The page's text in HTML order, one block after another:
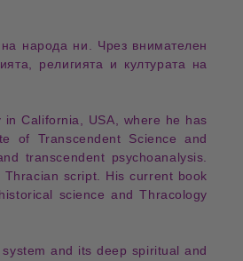
на народа ни. Чрез внимателен
религията и културата на
inCalifornia, USA , where he has
of Transcendent Science and
transcendent psychoanalysis
Thracian script . His current book
historical science andThracology
and its deep spiritual and